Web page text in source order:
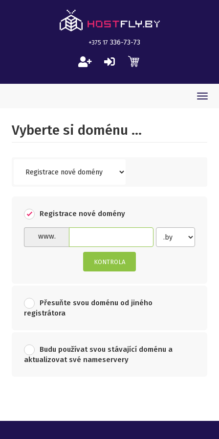
+375 17 336-73-73
Vyberte si doménu ...
Registrace nové domény
www.
KONTROLA
Přesuňte svou doménu od jiného
registrátora
Budu používat svou stávající doménu a
aktualizovat své nameservery